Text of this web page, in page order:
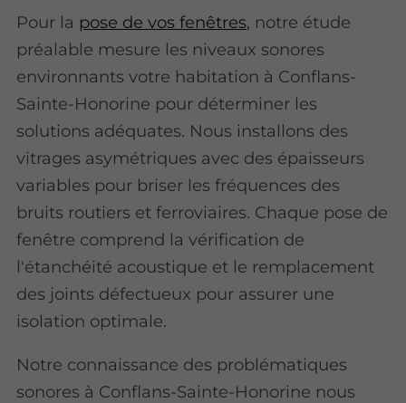
Pour la pose de vos fenêtres, notre étude
préalable mesure les niveaux sonores
environnants votre habitation à Conflans-
Sainte-Honorine pour déterminer les
solutions adéquates. Nous installons des
vitrages asymétriques avec des épaisseurs
variables pour briser les fréquences des
bruits routiers et ferroviaires. Chaque pose de
fenêtre comprend la vérification de
l'étanchéité acoustique et le remplacement
des joints défectueux pour assurer une
isolation optimale.
Notre connaissance des problématiques
sonores à Conflans-Sainte-Honorine nous